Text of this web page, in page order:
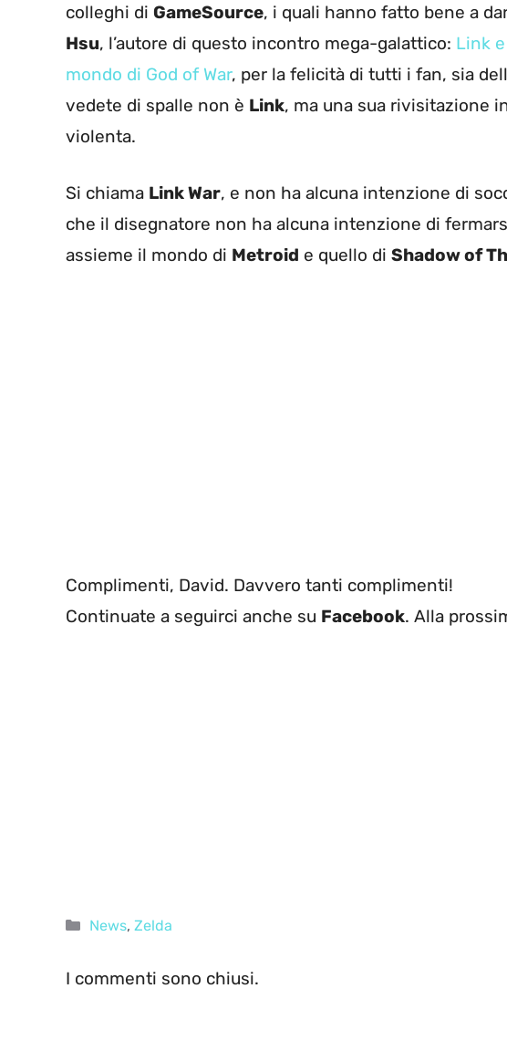
colleghi di GameSource, i quali hanno fatto bene a
Hsu, l’autore di questo incontro mega-galattico: Link
mondo di God of War, per la felicità di tutti i fan, sia
vedete di spalle non è Link, ma una sua rivisitazione
violenta.
Si chiama Link War, e non ha alcuna intenzione di
che il disegnatore non ha alcuna intenzione di
assieme il mondo di Metroid e quello di Shadow of
Complimenti, David. Davvero tanti complimenti!
Continuate a seguirci anche su Facebook. Alla
Categorie
News, Zelda
I commenti sono chiusi.